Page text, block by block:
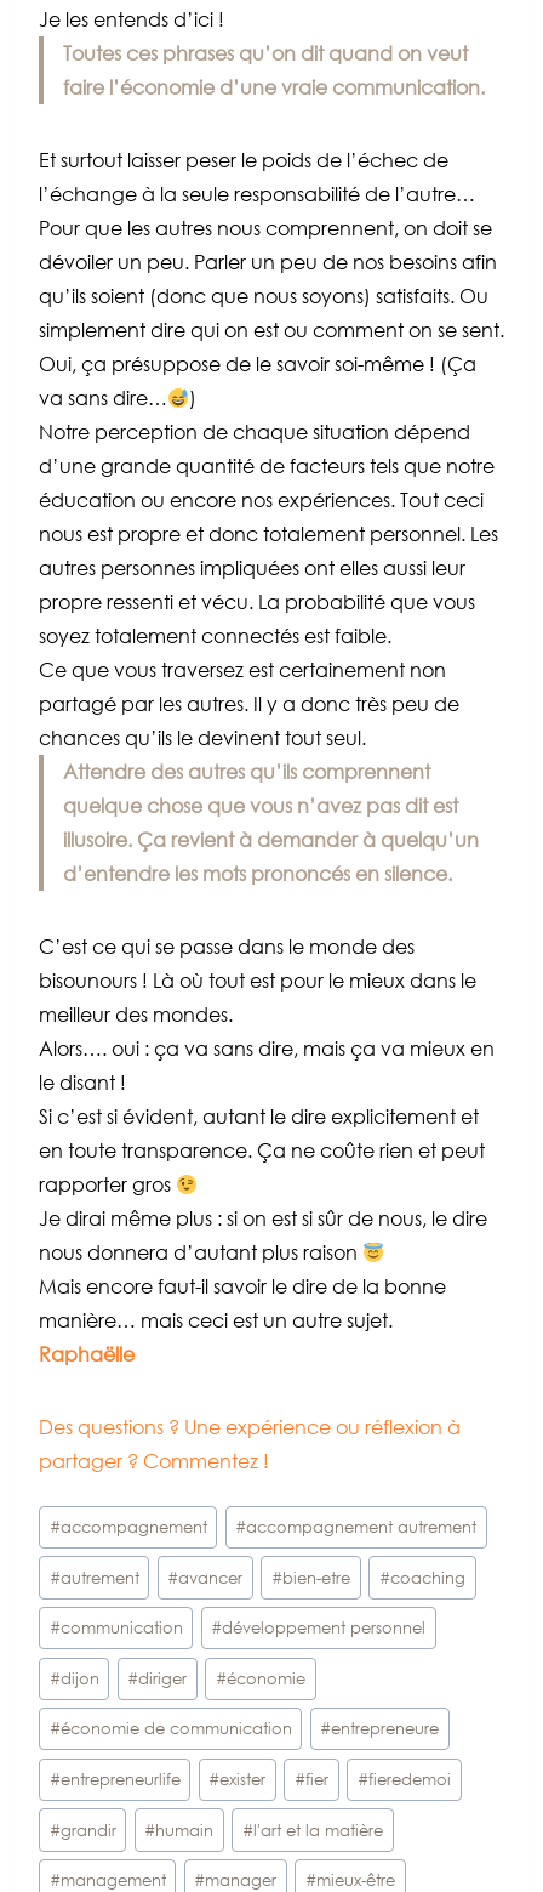
Je les entends d’ici !
Toutes ces phrases qu’on dit quand on veut
faire l’économie d’une vraie communication.
Et surtout laisser peser le poids de l’échec de
l’échange à la seule responsabilité de l’autre…
Pour que les autres nous comprennent, on doit se
dévoiler un peu. Parler un peu de nos besoins afin
qu’ils soient (donc que nous soyons) satisfaits. Ou
simplement dire qui on est ou comment on se sent.
Oui, ça présuppose de le savoir soi-même ! (Ça
va sans dire…
)
Notre perception de chaque situation dépend
d’une grande quantité de facteurs tels que notre
éducation ou encore nos expériences. Tout ceci
nous est propre et donc totalement personnel. Les
autres personnes impliquées ont elles aussi leur
propre ressenti et vécu. La probabilité que vous
soyez totalement connectés est faible.
Ce que vous traversez est certainement non
partagé par les autres. Il y a donc très peu de
chances qu’ils le devinent tout seul.
Attendre des autres qu’ils comprennent
quelque chose que vous n’avez pas dit est
illusoire. Ça revient à demander à quelqu’un
d’entendre les mots prononcés en silence.
C’est ce qui se passe dans le monde des
bisounours ! Là où tout est pour le mieux dans le
meilleur des mondes.
Alors…. oui : ça va sans dire, mais ça va mieux en
le disant !
Si c’est si évident, autant le dire explicitement et
en toute transparence. Ça ne coûte rien et peut
rapporter gros
Je dirai même plus : si on est si sûr de nous, le dire
nous donnera d’autant plus raison
Mais encore faut-il savoir le dire de la bonne
manière… mais ceci est un autre sujet.
Raphaëlle
Des questions ? Une expérience ou réflexion à
partager ? Commentez !
Étiquettes
de
la
publication :
#accompagnement #accompagnement autrement
#autrement #avancer #bien-etre #coaching
#communication #développement personnel
#dijon #diriger #économie
#économie de communication #entrepreneure
#entrepreneurlife #exister #fier #fieredemoi
#grandir #humain #l'art et la matière
#management #manager #mieux-être